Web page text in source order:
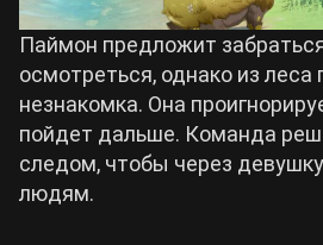
Паймон предложит
осмотреться, однако из леса
незнакомка. Она
пойдет дальше. Команда
следом, чтобы через
людям.